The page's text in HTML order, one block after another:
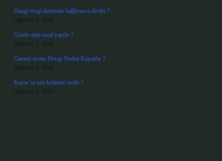
Hangi vergi dairesine bağlıyım e-devlet ?
Ağustos 7, 2026
Gözde anju nasıl yapılır ?
Ağustos 7, 2026
Garanti avans Hesap Neden Kapatılır ?
Ağustos 6, 2026
Kuran’ın son kelimesi nedir ?
Ağustos 6, 2026